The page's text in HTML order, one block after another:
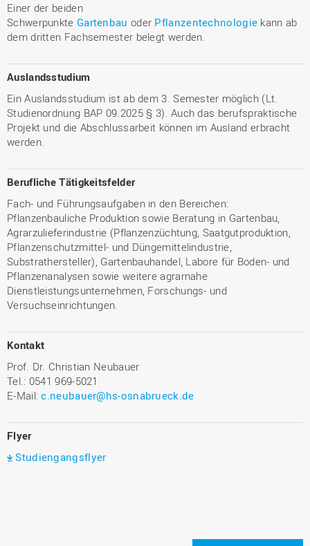
Einer der beiden
Schwerpunkte Gartenbau oder Pflanzentechnologie ​​​​​kann ab
dem dritten Fachsemester belegt werden.
Auslandsstudium
Ein Auslandsstudium ist ab dem 3. Semester möglich (Lt.
Studienordnung BAP 09.2025 § 3). Auch das berufspraktische
Projekt und die Abschlussarbeit können im Ausland erbracht
werden.
Berufliche Tätigkeitsfelder
Fach- und Führungsaufgaben in den Bereichen:
Pflanzenbauliche Produktion sowie Beratung in Gartenbau,
Agrarzulieferindustrie (Pflanzenzüchtung, Saatgutproduktion,
Pflanzenschutzmittel- und Düngemittelindustrie,
Substrathersteller), Gartenbauhandel, Labore für Boden- und
Pflanzenanalysen sowie weitere agrarnahe
Dienstleistungsunternehmen, Forschungs- und
Versuchseinrichtungen.
Kontakt
Prof. Dr. Christian Neubauer
Tel.: 0541 969-5021
E-Mail:c.neubauer@hs-osnabrueck.de
Flyer
Studiengangsflyer